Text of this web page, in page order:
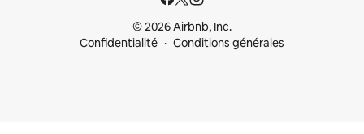
© 2026 Airbnb, Inc.
Confidentialité
Conditions générales